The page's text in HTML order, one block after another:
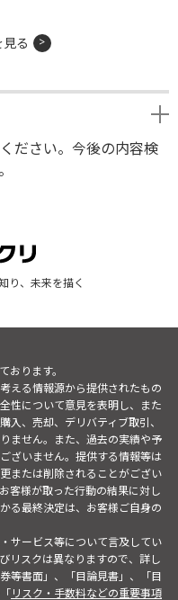
る
ださい。今後の内容検
り、未来を描く
おります。
える情報源から提供されたもの
性について意見を表明し、また
入、売却、デリバティブ取引、
ません。また、過去の実績や予
ざいません。提供する情報等は
または削除されることがござい
客様が取った行動の結果に対し
る最終決定は、お客様ご自身の
サービス等について言及してい
リスクは異なりますので、詳し
等書面」、「目論見書」、「目
リスク・手数料などの重要事項